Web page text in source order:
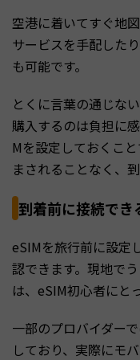
空港に着いてすぐ地
サービスを手配した
も可能です。
とくに言葉の通じな
購入するのは負担に
Mを設定しておくこ
まされることなく、
到着前に接続でき
eSIMを旅行前に設定
認できます。現地で
は、eSIM初心者にと
一部のプロバイダー
しており、実際にモ